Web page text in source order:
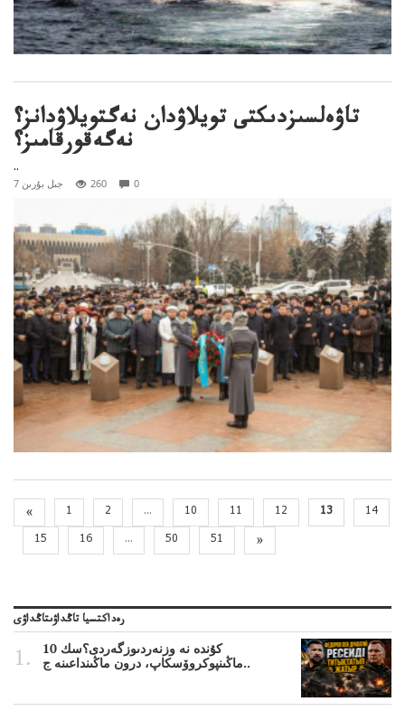
تاۋەلسىزدىكتى تويلاۋدان نەگتويلاۋدانز؟
نەگەقورقامىز؟
..
7 جىل بۇرىن 260 0
« 1 2 ... 10 11 12 13
14
15
16 ... 50 51 »
رەداكتسيا تاڭداۋىتاڭداۋى
10 كۇندە نە وزنەردىوزگەردى؟سك
ماڭىنپوكروۆسكاپ، درون ماڭىنداعىنە ج..